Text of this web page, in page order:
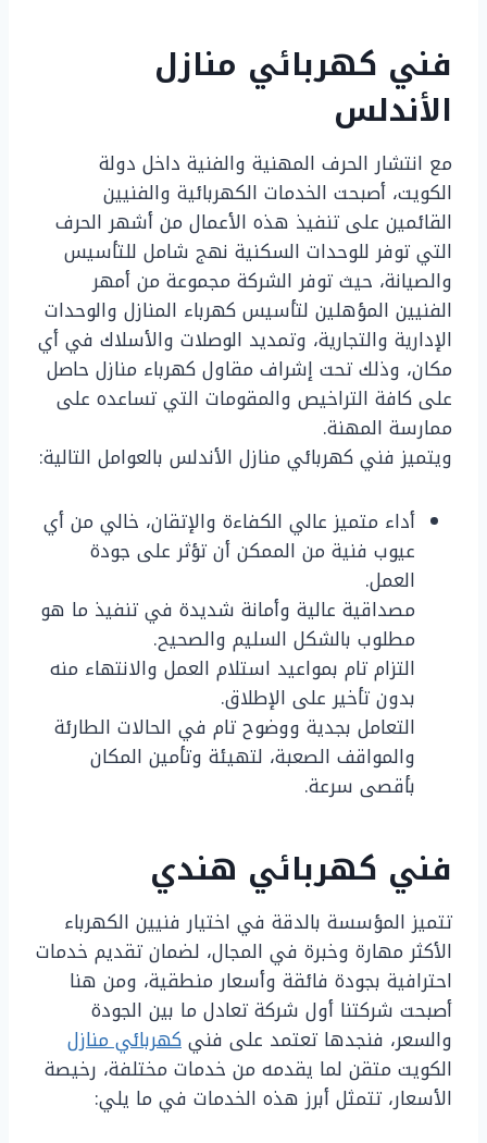
فني كهربائي منازل
الأندلس
مع انتشار الحرف المهنية والفنية داخل دولة
الكويت، أصبحت الخدمات الكهربائية والفنيين
القائمين على تنفيذ هذه الأعمال من أشهر الحرف
التي توفر للوحدات السكنية نهج شامل للتأسيس
والصيانة، حيث توفر الشركة مجموعة من أمهر
الفنيين المؤهلين لتأسيس كهرباء المنازل والوحدات
الإدارية والتجارية، وتمديد الوصلات والأسلاك في أي
مكان، وذلك تحت إشراف مقاول كهرباء منازل حاصل
على كافة التراخيص والمقومات التي تساعده على
ممارسة المهنة.
ويتميز فني كهربائي منازل الأندلس بالعوامل التالية:
أداء متميز عالي الكفاءة والإتقان، خالي من أي
عيوب فنية من الممكن أن تؤثر على جودة
العمل.
مصداقية عالية وأمانة شديدة في تنفيذ ما هو
مطلوب بالشكل السليم والصحيح.
التزام تام بمواعيد استلام العمل والانتهاء منه
بدون تأخير على الإطلاق.
التعامل بجدية ووضوح تام في الحالات الطارئة
والمواقف الصعبة، لتهيئة وتأمين المكان
بأقصى سرعة.
فني كهربائي هندي
تتميز المؤسسة بالدقة في اختيار فنيين الكهرباء
الأكثر مهارة وخبرة في المجال، لضمان تقديم خدمات
احترافية بجودة فائقة وأسعار منطقية، ومن هنا
أصبحت شركتنا أول شركة تعادل ما بين الجودة
والسعر، فنجدها تعتمد على فنيكهربائي منازل
الكويت متقن لما يقدمه من خدمات مختلفة، رخيصة
الأسعار، تتمثل أبرز هذه الخدمات في ما يلي: